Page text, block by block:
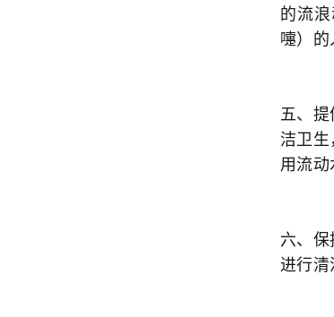
的流
嚏）的
五、
洁卫
用流动
六、
进行清